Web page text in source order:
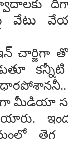
వేటు
చార్జిగా
కన్నీటి
మీడియా